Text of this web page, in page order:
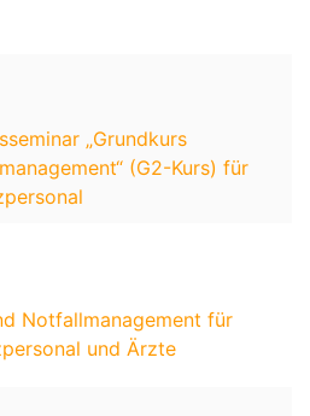
„Grundkurs
(G2-Kurs) für
Notfallmanagement für
und Ärzte